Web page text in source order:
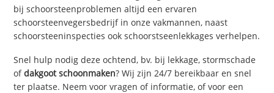
bij schoorsteenproblemen altijd een ervaren
schoorsteenvegersbedrijf in onze vakmannen, naast
schoorsteeninspecties ook schoorstseenlekkages verhelpen.
Snel hulp nodig deze ochtend, bv. bij lekkage, stormschade
ofdakgoot schoonmaken? Wij zijn 24/7 bereikbaar en snel
ter plaatse. Neem voor vragen of informatie, of voor een